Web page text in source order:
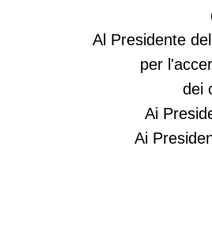
Al Presidente
per
dei
Ai
Ai